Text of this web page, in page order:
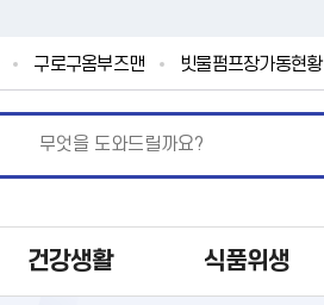
구로구옴부즈맨 빗물펌프장가동현황
건강생활 식품위생